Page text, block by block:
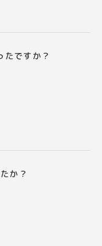
たですか？
か？